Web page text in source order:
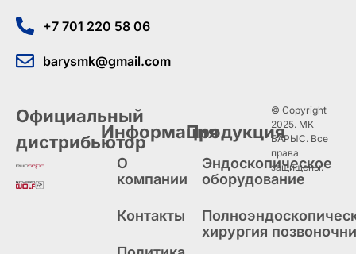
+7 701 220 58 06
barysmk@gmail.com
Официальный
дистрибьюторИнформация
О
компании
Контакты
Продукция
Эндоскопическое
оборудование
хирургия
© Copyright
2025. МК
БАРЫС. Все
права
защищены.